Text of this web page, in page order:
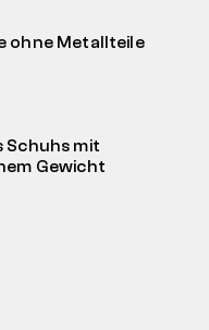
ohne Metallteile
Schuhs mit
Gewicht